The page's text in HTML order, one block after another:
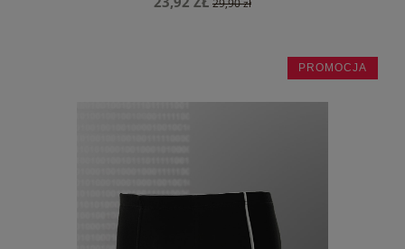
PROMOCJA